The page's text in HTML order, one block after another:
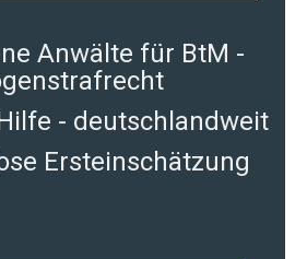
Anwälte für BtM -
- deutschlandweit
Ersteinschätzung